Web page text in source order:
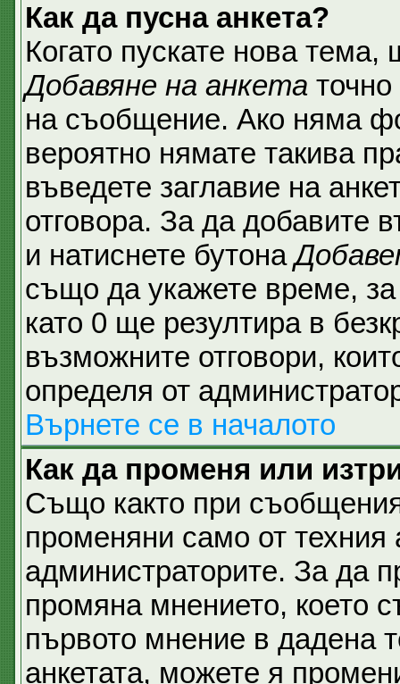
Как да пусна анкета?
Когато пускате нова
Добавяне на анкета
на съобщение. Ако няма
вероятно нямате такива
въведете заглавие на
отговора. За да добавите
и натиснете бутона
също да укажете време, за
като 0 ще резултира в
възможните отговори,
определя от
Върнете се в началото
Как да променя или
Също както при
променяни само от техния
администраторите. За да
промяна мнението, което
първото мнение в дадена
анкетата, можете я